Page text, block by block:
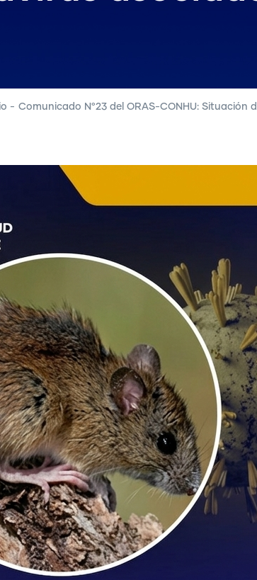
- Comunicado N°23 del ORAS-CONHU: